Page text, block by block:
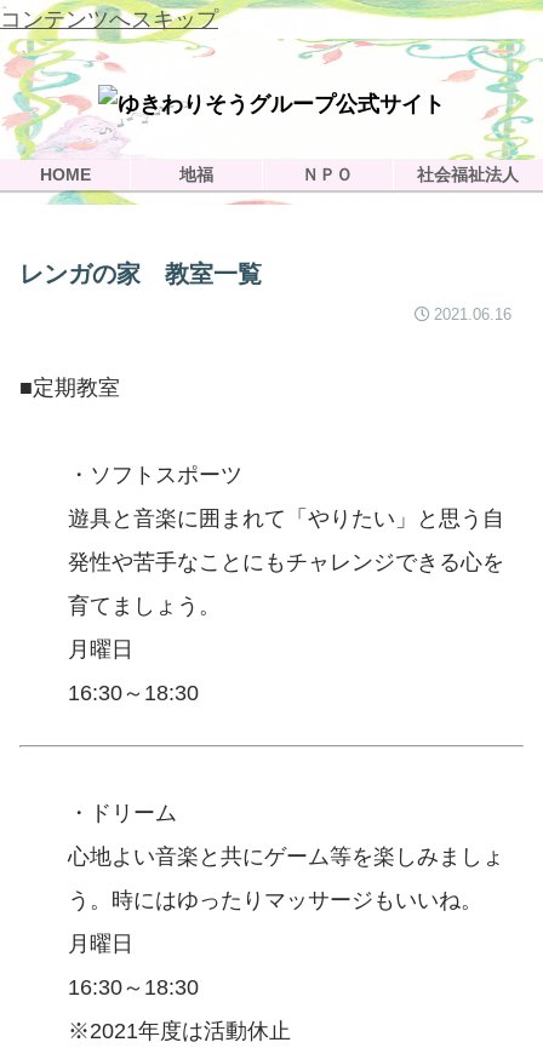
コンテンツへスキップ
HOME 地福 ＮＰＯ 社会福祉法人
レンガの家 教室一覧
2021.06.16
■定期教室
・ソフトスポーツ
遊具と音楽に囲まれて「やりたい」と思う自
発性や苦手なことにもチャレンジできる心を
育てましょう。
月曜日
16:30～18:30
・ドリーム
心地よい音楽と共にゲーム等を楽しみましょ
う。時にはゆったりマッサージもいいね。
月曜日
16:30～18:30
※2021年度は活動休止